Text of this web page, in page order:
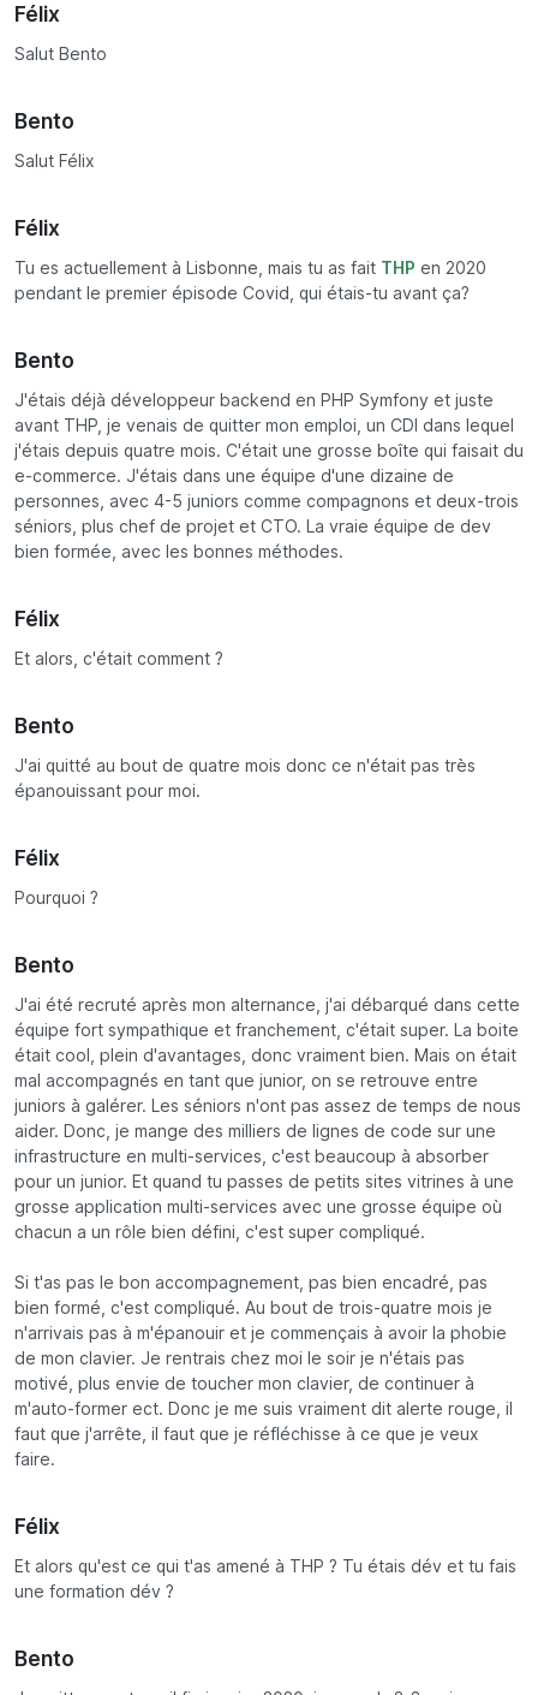
Félix
Salut Bento
Bento
Salut Félix
Félix
Tu es actuellement à Lisbonne, mais tu as fait THP en 2020
pendant le premier épisode Covid, qui étais-tu avant ça?
Bento
J'étais déjà développeur backend en PHP Symfony et juste
avant THP, je venais de quitter mon emploi, un CDI dans lequel
j'étais depuis quatre mois. C'était une grosse boîte qui faisait du
e-commerce. J'étais dans une équipe d'une dizaine de
personnes, avec 4-5 juniors comme compagnons et deux-trois
séniors, plus chef de projet et CTO. La vraie équipe de dev
bien formée, avec les bonnes méthodes.
Félix
Et alors, c'était comment ?
Bento
J'ai quitté au bout de quatre mois donc ce n'était pas très
épanouissant pour moi.
Félix
Pourquoi ?
Bento
J'ai été recruté après mon alternance, j'ai débarqué dans cette
équipe fort sympathique et franchement, c'était super. La boite
était cool, plein d'avantages, donc vraiment bien. Mais on était
mal accompagnés en tant que junior, on se retrouve entre
juniors à galérer. Les séniors n'ont pas assez de temps de nous
aider. Donc, je mange des milliers de lignes de code sur une
infrastructure en multi-services, c'est beaucoup à absorber
pour un junior. Et quand tu passes de petits sites vitrines à une
grosse application multi-services avec une grosse équipe où
chacun a un rôle bien défini, c'est super compliqué.
Si t'as pas le bon accompagnement, pas bien encadré, pas
bien formé, c'est compliqué. Au bout de trois-quatre mois je
n'arrivais pas à m'épanouir et je commençais à avoir la phobie
de mon clavier. Je rentrais chez moi le soir je n'étais pas
motivé, plus envie de toucher mon clavier, de continuer à
m'auto-former ect. Donc je me suis vraiment dit alerte rouge, il
faut que j'arrête, il faut que je réfléchisse à ce que je veux
faire.
Félix
Et alors qu'est ce qui t'as amené à THP ? Tu étais dév et tu fais
une formation dév ?
Bento